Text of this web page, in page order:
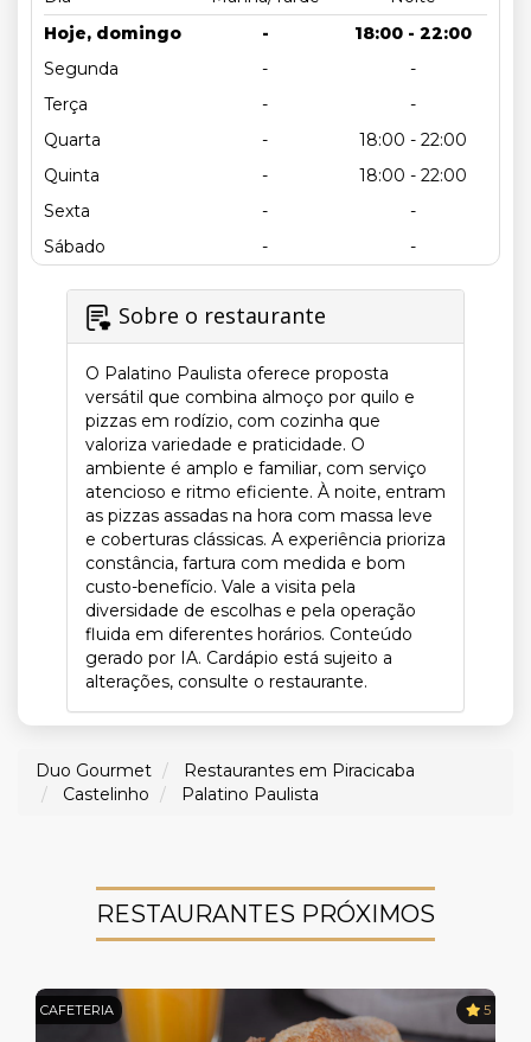
Hoje, domingo
-
18:00 - 22:00
Segunda
-
-
Terça
-
-
Quarta
-
18:00 - 22:00
Quinta
-
18:00 - 22:00
Sexta
-
-
Sábado
- -
Sobre o restaurante
O Palatino Paulista oferece proposta
versátil que combina almoço por quilo e
pizzas em rodízio, com cozinha que
valoriza variedade e praticidade. O
ambiente é amplo e familiar, com serviço
atencioso e ritmo eficiente. À noite, entram
as pizzas assadas na hora com massa leve
e coberturas clássicas. A experiência prioriza
constância, fartura com medida e bom
custo-benefício. Vale a visita pela
diversidade de escolhas e pela operação
fluida em diferentes horários. Conteúdo
gerado por IA. Cardápio está sujeito a
alterações, consulte o restaurante.
Duo Gourmet
Restaurantes em Piracicaba
Castelinho
Palatino Paulista
RESTAURANTES PRÓXIMOS
CAFETERIA 5